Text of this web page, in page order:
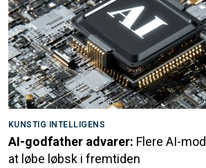
KUNSTIG INTELLIGENS
AI-godfather advarer: Flere AI-
at løbe løbsk i fremtiden